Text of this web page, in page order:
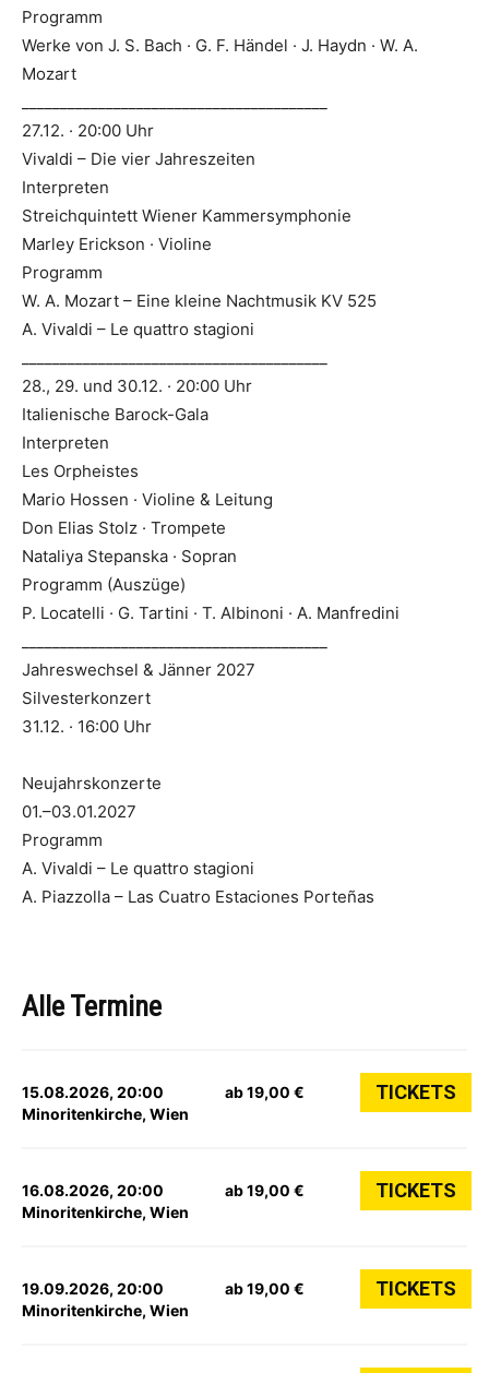
Programm
Werke von J. S. Bach · G. F. Händel · J. Haydn · W. A.
Mozart
27.12. · 20:00 Uhr
Vivaldi – Die vier Jahreszeiten
Interpreten
Streichquintett Wiener Kammersymphonie
Marley Erickson · Violine
Programm
W. A. Mozart – Eine kleine Nachtmusik KV 525
A. Vivaldi – Le quattro stagioni
28., 29. und 30.12. · 20:00 Uhr
Italienische Barock-Gala
Interpreten
Les Orpheistes
Mario Hossen · Violine & Leitung
Don Elias Stolz · Trompete
Nataliya Stepanska · Sopran
Programm (Auszüge)
P. Locatelli · G. Tartini · T. Albinoni · A. Manfredini
Jahreswechsel & Jänner 2027
Silvesterkonzert
31.12. · 16:00 Uhr
Neujahrskonzerte
01.–03.01.2027
Programm
A. Vivaldi – Le quattro stagioni
A. Piazzolla – Las Cuatro Estaciones Porteñas
Alle Termine
15.08.2026, 20:00
Minoritenkirche, Wien
ab 19,00 € TICKETS
16.08.2026, 20:00
Minoritenkirche, Wien
ab 19,00 € TICKETS
19.09.2026, 20:00
Minoritenkirche, Wien
ab 19,00 € TICKETS